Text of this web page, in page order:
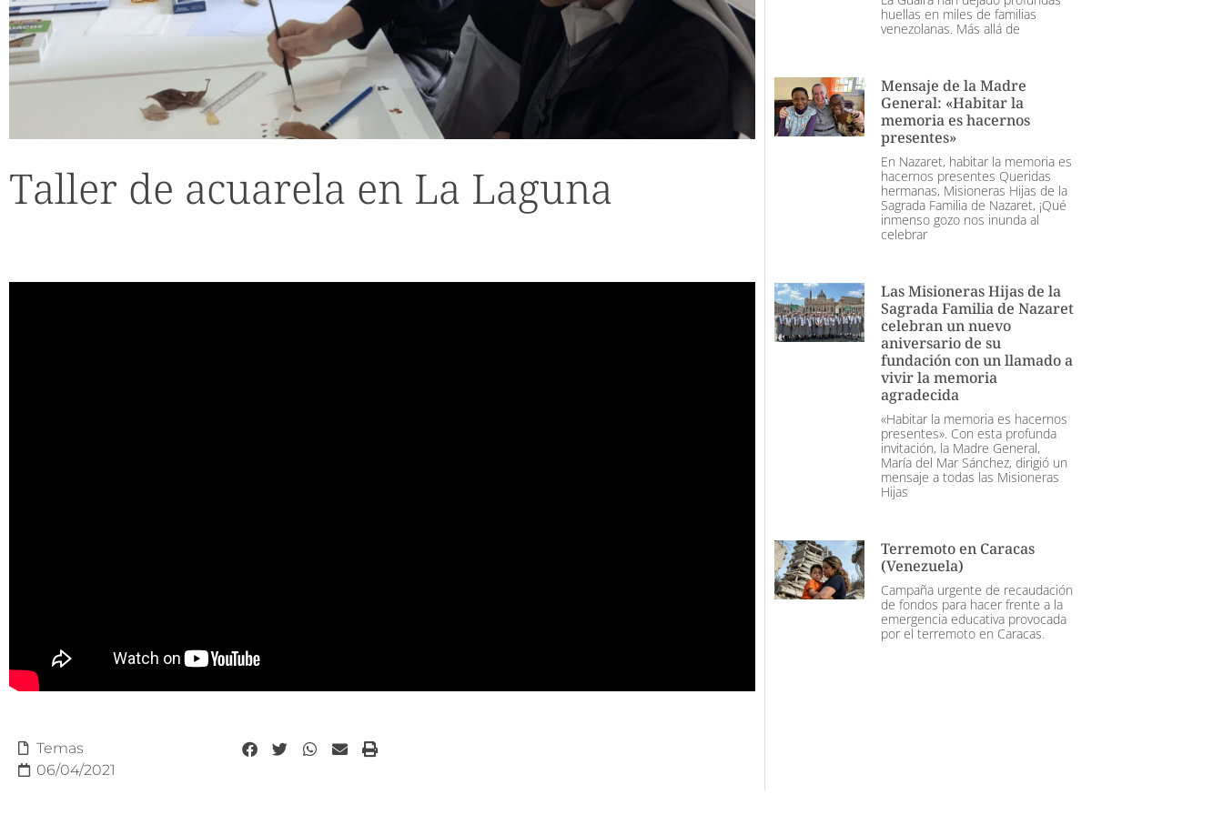
Taller de acuarela en La Laguna
Temas
06/04/2021
huellas en miles de familias
venezolanas. Más allá de
Mensaje de la Madre
General: «Habitar la
memoria es hacernos
presentes»
En Nazaret, habitar la memoria es
hacernos presentes Queridas
hermanas, Misioneras Hijas de la
Sagrada Familia de Nazaret, ¡Qué
inmenso gozo nos inunda al
celebrar
Las Misioneras Hijas de la
Sagrada Familia de Nazaret
celebran un nuevo
aniversario de su
fundación con un llamado a
vivir la memoria
agradecida
«Habitar la memoria es hacernos
presentes». Con esta profunda
invitación, la Madre General,
María del Mar Sánchez, dirigió un
mensaje a todas las Misioneras
Hijas
Terremoto en Caracas
(Venezuela)
Campaña urgente de recaudación
de fondos para hacer frente a la
emergencia educativa provocada
por el terremoto en Caracas.